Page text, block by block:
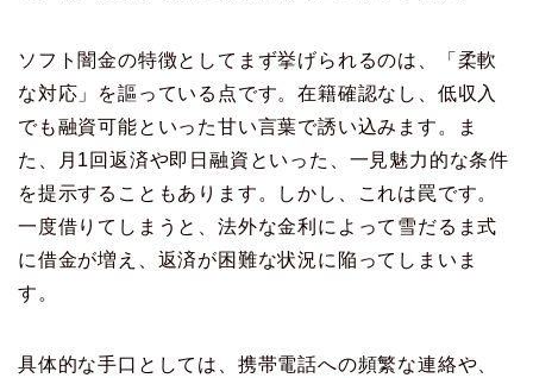
ソフト闇金の特徴としてまず挙げられるのは、「柔軟
な対応」を謳っている点です。在籍確認なし、低収入
でも融資可能といった甘い言葉で誘い込みます。ま
た、月1回返済や即日融資といった、一見魅力的な条件
を提示することもあります。しかし、これは罠です。
一度借りてしまうと、法外な金利によって雪だるま式
に借金が増え、返済が困難な状況に陥ってしまいま
す。
具体的な手口としては、携帯電話への頻繁な連絡や、